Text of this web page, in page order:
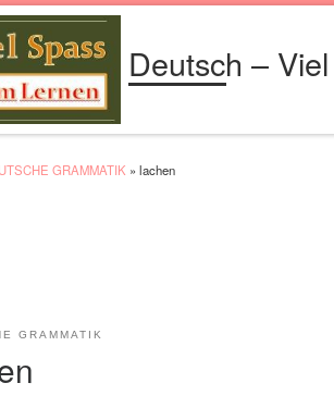
Deutsch –
GRAMMATIK » lachen
GRAMMATIK